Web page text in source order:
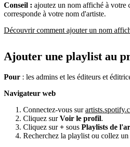
Conseil : ajoutez un nom affiché à votre
corresponde à votre nom d'artiste.
Découvrir comment ajouter un nom
Ajouter une playlist au
Pour : les admins et les éditeurs et
Navigateur web
Connectez-vous sur
Cliquez surVoir le profil.
Cliquez sur+ sous Playlists de
Recherchez la playlist ou collez